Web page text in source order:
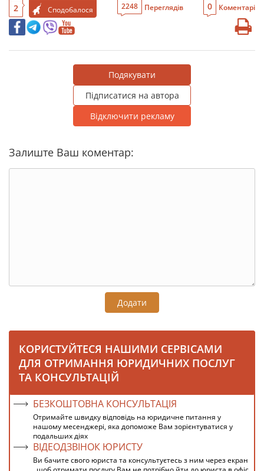
2 Сподобалося 2248 Переглядів 0 Коментарі
Подякувати
Підписатися на автора
Відключити рекламу
Залиште Ваш коментар:
Додати
КОРИСТУЙТЕСЯ НАШИМИ СЕРВІСАМИ
ДЛЯ ОТРИМАННЯ ЮРИДИЧНИХ ПОСЛУГ
ТА КОНСУЛЬТАЦІЙ
БЕЗКОШТОВНА КОНСУЛЬТАЦІЯ
Отримайте швидку відповідь на юридичне питання у
нашому месенджері, яка допоможе Вам зорієнтуватися у
подальших діях
ВІДЕОДЗВІНОК ЮРИСТУ
Ви бачите свого юриста та консультуєтесь з ним через екран